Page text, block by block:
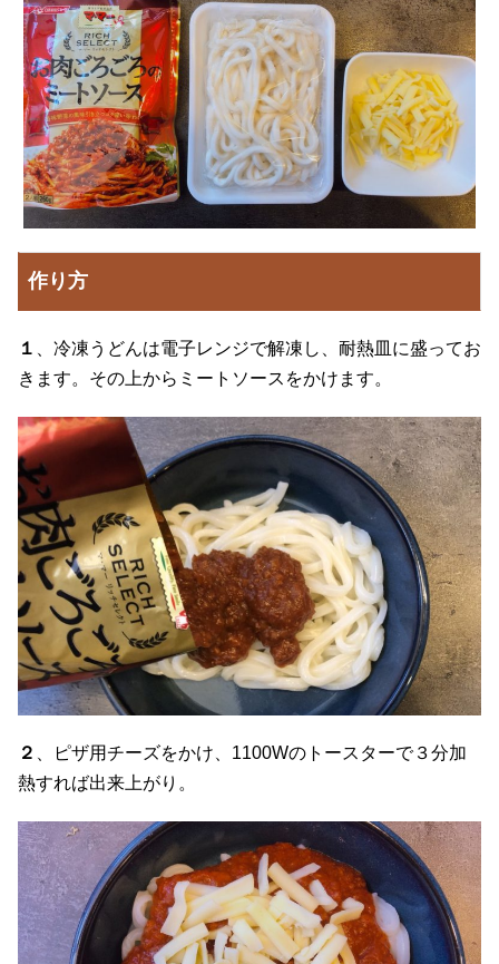
作り方
１
、冷凍うどんは電子レンジで解凍し、耐熱皿に盛ってお
きます。その上からミートソースをかけます。
２ 、ピザ用チーズをかけ、1100Wのトースターで３分加
熱すれば出来上がり。